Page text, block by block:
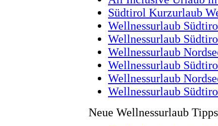
Südtirol Kurzurlaub
Wellnessurlaub
Wellnessurlaub
Wellnessurlaub
Wellnessurlaub
Wellnessurlaub
Wellnessurlaub
Neue Wellnessurlaub